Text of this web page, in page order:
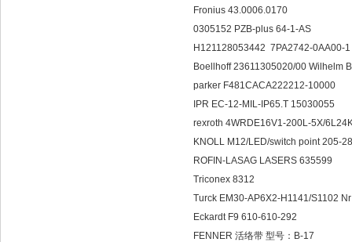
Fronius 43.0006.0170
0305152 PZB-plus 64-1-AS
H121128053442 7PA2742-0AA00-1
Boellhoff 23611305020/00 Wilhelm
parker F481CACA222212-10000
IPR EC-12-MIL-IP65.T 15030055
rexroth 4WRDE16V1-200L-
KNOLL M12/LED/switch point 205-
ROFIN-LASAG LASERS 635599
Triconex 8312
Turck EM30-AP6X2-H1141/S1102
Eckardt F9 610-610-292
FENNER 活络带 型号：B-17